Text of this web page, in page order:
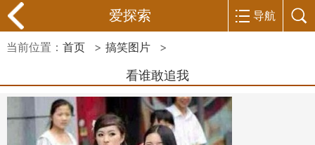
爱探索 导航
当前位置： 首页 > 搞笑图片 >
看谁敢追我